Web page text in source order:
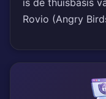
is de thuisbasis
Rovio (Angry